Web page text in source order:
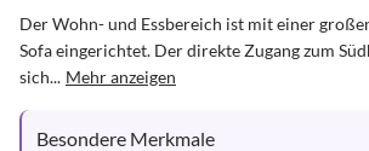
Der Wohn- und Essbereich ist mit einer
Sofa eingerichtet. Der direkte Zugang zum
sich... Mehr anzeigen
Besondere Merkmale